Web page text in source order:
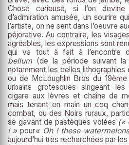
Chose curieuse, si l’on
d’admiration amusée, un sourire
l’artiste, on ne sent dans l’oeuvre
péjorative. Au contraire, les
agréables, les expressions sont
qui va tout à fait à l’encontre
bellum (de la période suivant la
notamment les belles
ou de McLoughlin Bros du 19ème
urbains grotesques singeant
cigare aux lèvres et chaîne de
mais tenant en main un coq
combat, ou des Noirs ruraux,
se gavant de pastèques volées («
! »pour« Oh ! these
aujourd’hui très recherchées par